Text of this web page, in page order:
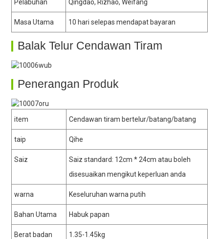
Pelabuhan Qingdao, Rizhao, Weifang
Masa Utama 10 hari selepas mendapat bayaran
Balak Telur Cendawan Tiram
Penerangan Produk
item Cendawan tiram bertelur/batang/batang
taip Qihe
Saiz
Saiz standard: 12cm * 24cm atau boleh
disesuaikan mengikut keperluan anda
warna Keseluruhan warna putih
Bahan Utama Habuk papan
Berat badan 1.35-1.45kg